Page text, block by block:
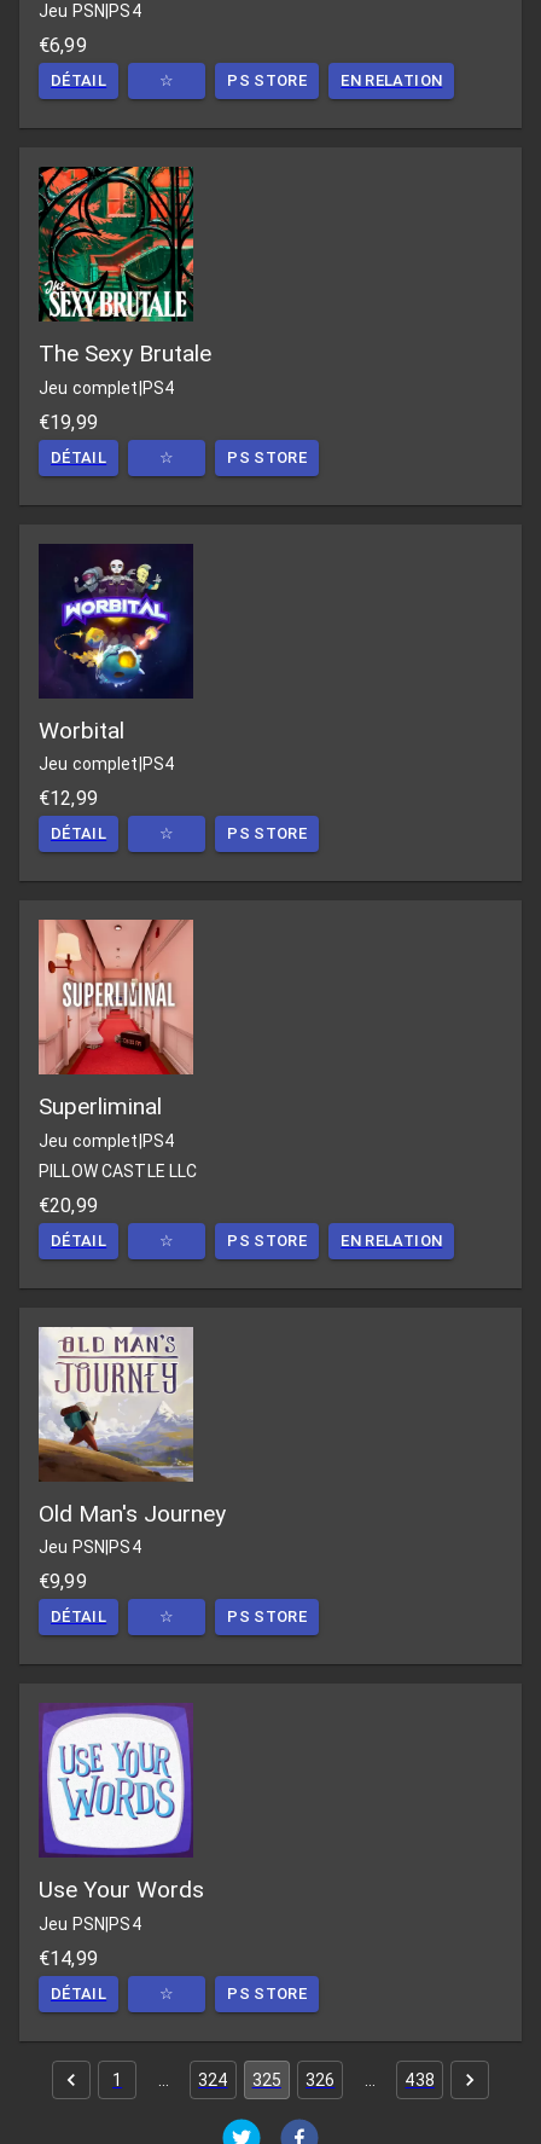
Jeu PSN PS4
€6,99
DÉTAIL ☆ PS STORE EN RELATION
The Sexy Brutale
Jeu complet PS4
€19,99
DÉTAIL ☆ PS STORE
Worbital
Jeu complet PS4
€12,99
DÉTAIL ☆ PS STORE
Superliminal
Jeu complet PS4
PILLOW CASTLE LLC
€20,99
DÉTAIL ☆ PS STORE EN RELATION
Old Man's Journey
Jeu PSN PS4
€9,99
DÉTAIL ☆ PS STORE
Use Your Words
Jeu PSN PS4
€14,99
DÉTAIL ☆ PS STORE
1 324 325 326 438